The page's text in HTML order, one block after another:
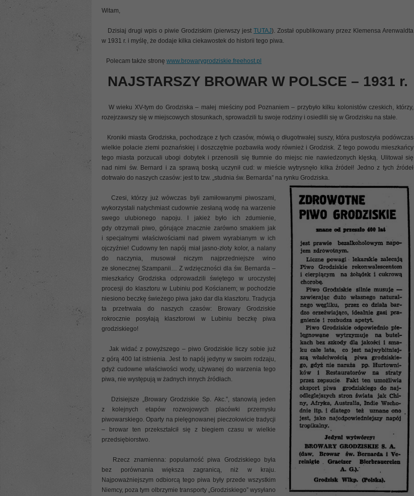
Witam,
Dzisiaj drugi wpis o piwie Grodziskim (pierwszy jest TUTAJ). Został opublikowany przez Klemensa Arenwaldta
w 1931 r. i myślę, że dodaje kilka ciekawostek do historii tego piwa.
Polecam także stronę www.browarygrodziskie.freehost.pl
NAJSTARSZY BROWAR W POLSCE – 1931 r.
W wieku XV-tym do Grodziska – małej mieściny pod Poznaniem – przybyło kilku kolonistów czeskich, którzy,
rozejrzawszy się w miejscowych stosunkach, sprowadzili tu swoje rodziny i osiedlili się w Grodzisku na stałe.
Kroniki miasta Grodziska, pochodzące z tych czasów, mówią o długotrwałej suszy, która pustoszyła podówczas
wielkie połacie ziemi poznańskiej i doszczętnie pozbawiła wody również i Grodzisk. Z tego powodu mieszkańcy
tego miasta porzucali ubogi dobytek i przenosili się tłumnie do miejsc nie nawiedzonych klęską. Ulitował się
nad nimi św. Bernard i za sprawą boską uczynił cud: w mieście wytrysnęło kilka źródeł! Jedno z tych źródeł
dotrwało do naszych czasów: jest to tzw. „studnia św. Bernarda” na rynku Grodziska.
Czesi, którzy już wówczas byli zamiłowanymi piwoszami,
wykorzystali natychmiast cudownie zesłaną wodę na warzenie
swego ulubionego napoju. I jakież było ich zdumienie,
gdy otrzymali piwo, górujące znacznie zarówno smakiem jak
i specjalnymi właściwościami nad piwem wyrabianym w ich
ojczyźnie! Cudowny ten napój miał jasno-złoty kolor, a nalany
do naczynia, musował niczym najprzedniejsze wino
ze słonecznej Szampanii… Z wdzięczności dla św. Bernarda –
mieszkańcy Grodziska odprowadzili świętego w uroczystej
procesji do klasztoru w Lubiniu pod Kościanem; w pochodzie
niesiono beczkę świeżego piwa jako dar dla klasztoru. Tradycja
ta przetrwała do naszych czasów: Browary Grodziskie
rokrocznie posyłają klasztorowi w Lubiniu beczkę piwa
grodziskiego!
Jak widać z powyższego – piwo Grodziskie liczy sobie już
z górą 400 lat istnienia. Jest to napój jedyny w swoim rodzaju,
gdyż cudowne właściwości wody, używanej do warzenia tego
piwa, nie występują w żadnych innych źródłach.
Dzisiejsze „Browary Grodziskie Sp. Akc.”, stanowią jeden
z kolejnych etapów rozwojowych placówki przemysłu
piwowarskiego. Oparty na pielęgnowanej pieczołowicie tradycji
– browar ten przekształcił się z biegiem czasu w wielkie
przedsiębiorstwo.
Rzecz znamienna: popularność piwa Grodziskiego była
bez porównania większa zagranicą, niż w kraju.
Najpoważniejszym odbiorcą tego piwa były przede wszystkim
Niemcy, poza tym olbrzymie transporty „Grodziskiego” wysyłano